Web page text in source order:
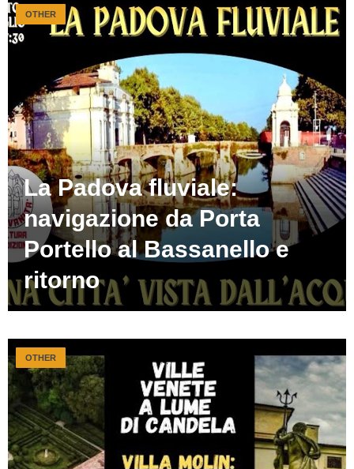
La Padova fluviale:
navigazione da Porta
Portello al Bassanello e
ritorno
OTHER
OTHER